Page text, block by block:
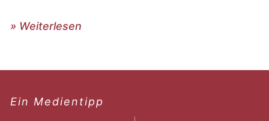
» Weiterlesen
Ein Medientipp